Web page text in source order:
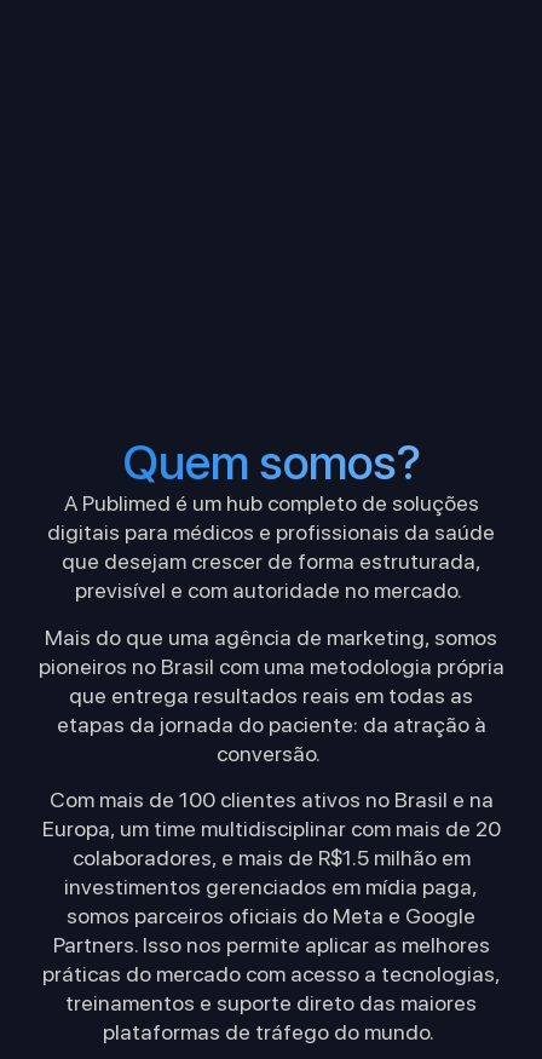
Quem somos?
A Publimed é um hub completo de soluções
digitais para médicos e profissionais da saúde
que desejam crescer de forma estruturada,
previsível e com autoridade no mercado.
Mais do que uma agência de marketing, somos
pioneiros no Brasil com uma metodologia própria
que entrega resultados reais em todas as
etapas da jornada do paciente: da atração à
conversão.
Com mais de 100 clientes ativos no Brasil e na
Europa, um time multidisciplinar com mais de 20
colaboradores, e mais de R$1.5 milhão em
investimentos gerenciados em mídia paga,
somos parceiros oficiais do Meta e Google
Partners. Isso nos permite aplicar as melhores
práticas do mercado com acesso a tecnologias,
treinamentos e suporte direto das maiores
plataformas de tráfego do mundo.